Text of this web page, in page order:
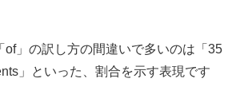
of」の訳し方の間違いで多いのは「35
」といった、割合を示す表現です